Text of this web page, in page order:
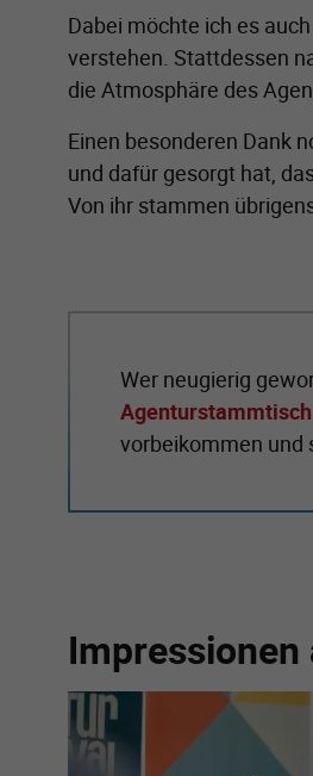
Dabei möchte ich es
verstehen. Stattdessen
die Atmosphäre des
Einen besonderen Dank
und dafür gesorgt hat,
Von ihr stammen
Wer neugierig
vorbeikommen und
Zeige größere Version von: